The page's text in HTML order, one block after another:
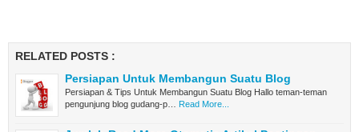
RELATED POSTS :
Persiapan Untuk Membangun Suatu Blog
Persiapan & Tips Untuk Membangun Suatu Blog Hallo teman-teman
pengunjung blog gudang-p…
Read More...